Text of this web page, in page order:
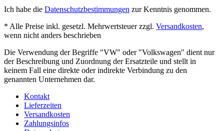
Ich habe die Datenschutzbestimmungen zur Kenntnis genommen.
* Alle Preise inkl. gesetzl. Mehrwertsteuer zzgl. Versandkosten,
wenn nicht anders beschrieben
Die Verwendung der Begriffe "VW" oder "Volkswagen" dient nur
der Beschreibung und Zuordnung der Ersatzteile und stellt in
keinem Fall eine direkte oder indirekte Verbindung zu den
genannten Unternehmen dar.
Kontakt
Lieferzeiten
Versandkosten
Zahlungsinfos